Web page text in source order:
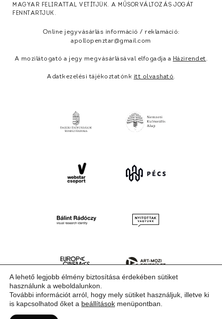
MAGYAR FELIRATTAL VETÍTJÜK. A MŰSORVÁLTOZÁS JOGÁT
FENNTARTJUK.
Online jegyvásárlás információ / reklamáció:
apollopenztar@gmail.com
A mozilátogató a jegy megvásárlásával elfogadja a Házirendet.
Adatkezelési tájékoztatónk itt olvasható.
A lehető legjobb élmény biztosítása érdekében sütiket
használunk a weboldalunkon.
További információt arról, hogy mely sütiket használjuk, illetve ki
is kapcsolhatod őket a beállítások menüpontban.